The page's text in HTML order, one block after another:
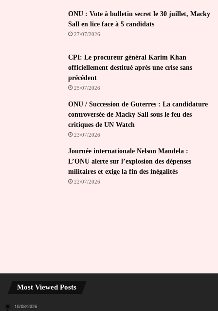
ONU : Vote à bulletin secret le 30 juillet, Macky
Sall en lice face à 5 candidats
27/07/2026
CPI: Le procureur général Karim Khan
officiellement destitué après une crise sans
précédent
25/07/2026
ONU / Succession de Guterres : La candidature
controversée de Macky Sall sous le feu des
critiques de UN Watch
23/07/2026
Journée internationale Nelson Mandela :
L’ONU alerte sur l’explosion des dépenses
militaires et exige la fin des inégalités
22/07/2026
Most Viewed Posts
10/08/2026